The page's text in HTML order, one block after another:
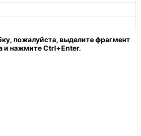
пожалуйста, выделите фрагмент
и нажмите Ctrl+Enter.